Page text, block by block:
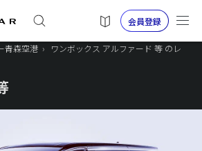
会員登録
青森空港 ›
ワンボックス アルファード 等 のレ